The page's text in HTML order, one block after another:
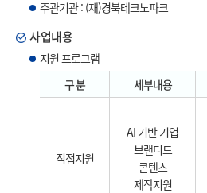
주관기관 : (재)경북테크노파크
사업내용
지원 프로그램
구 분
세부내용
직접지원
AI 기반 기업
브랜디드
콘텐츠
제작지원